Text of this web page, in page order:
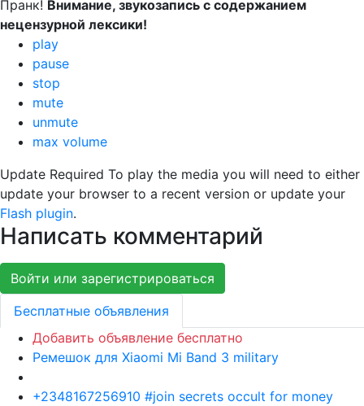
Пранк! Внимание, звукозапись с содержанием
нецензурной лексики!
play
pause
stop
mute
unmute
max volume
Update Required To play the media you will need to either
update your browser to a recent version or update your
Flash plugin.
Написать комментарий
Войти или зарегистрироваться
Бесплатные объявления
Добавить объявление бесплатно
Ремешок для Xiaomi Mi Band 3 military
+2348167256910 #join secrets occult for money